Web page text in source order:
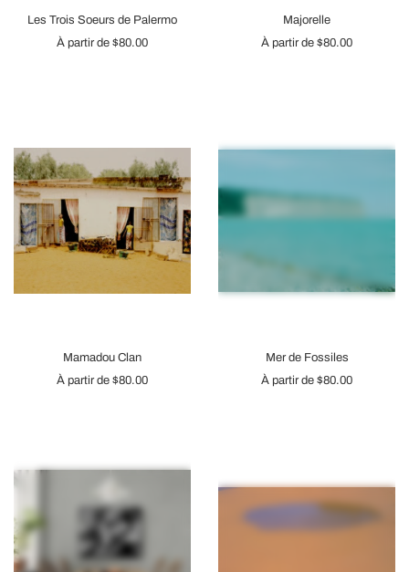
Les Trois Soeurs de Palermo
À partir de $80.00
Majorelle
À partir de $80.00
Mamadou Clan
À partir de $80.00
Mer de Fossiles
À partir de $80.00